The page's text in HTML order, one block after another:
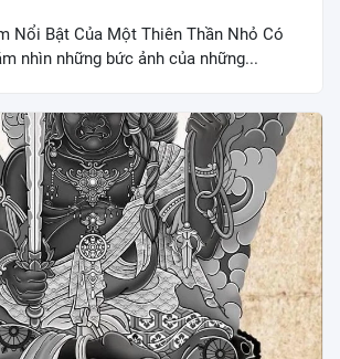
Nổi Bật Của Một Thiên Thần Nhỏ Có
nhìn những bức ảnh của những...